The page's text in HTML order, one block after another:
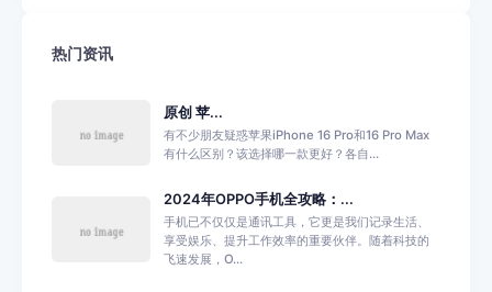
热门资讯
原创 苹...
有不少朋友疑惑苹果iPhone 16 Pro和16 Pro Max
有什么区别？该选择哪一款更好？各自...
2024年OPPO手机全攻略：...
手机已不仅仅是通讯工具，它更是我们记录生活、
享受娱乐、提升工作效率的重要伙伴。随着科技的
飞速发展，O...